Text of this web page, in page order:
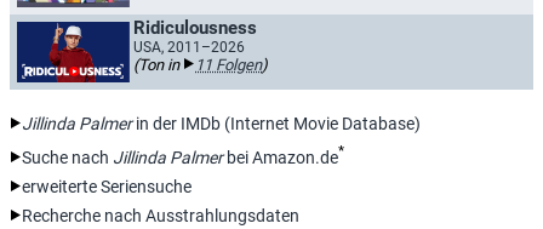
Ridiculousness
USA, 2011–2026
(Ton in 11 Folgen)
Jillinda Palmerin der IMDb (Internet Movie Database)
Suche nach Jillinda Palmerbei Amazon.de*
erweiterte Seriensuche
Recherche nach Ausstrahlungsdaten